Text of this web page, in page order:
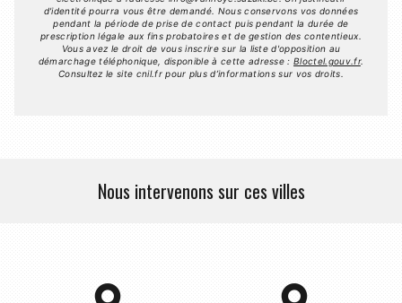
d'identité pourra vous être demandé. Nous conservons vos données
pendant la période de prise de contact puis pendant la durée de
prescription légale aux fins probatoires et de gestion des contentieux.
Vous avez le droit de vous inscrire sur la liste d'opposition au
démarchage téléphonique, disponible à cette adresse :Bloctel.gouv.fr.
Consultez le site cnil.fr pour plus d’informations sur vos droits.
Nous intervenons sur ces villes